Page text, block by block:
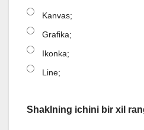
Kanvas;
Grafika;
Ikonka;
Line;
Shaklning ichini bir xil